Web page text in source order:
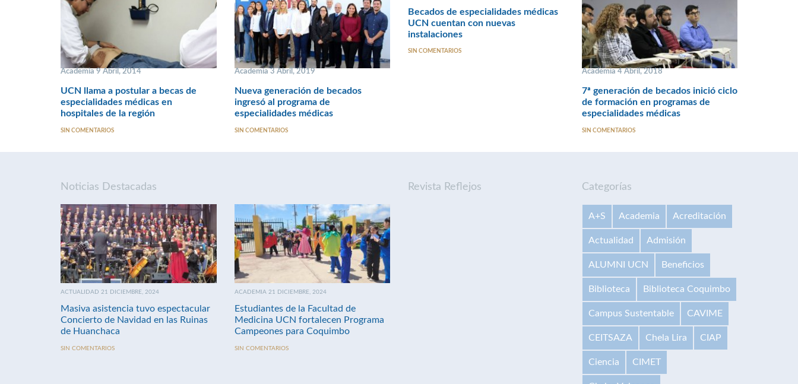
Academia 9 Abril, 2014
UCN llama a postular a becas de
especialidades médicas en
hospitales de la región
SIN COMENTARIOS
Academia 3 Abril, 2019
Nueva generación de becados
ingresó al programa de
especialidades médicas
SIN COMENTARIOS
Becados de especialidades médicas
UCN cuentan con nuevas
instalaciones
SIN COMENTARIOS
Academia 4 Abril, 2018
7ª generación de becados inició ciclo
de formación en programas de
especialidades médicas
SIN COMENTARIOS
Noticias Destacadas
ACTUALIDAD 21 DICIEMBRE, 2024
Masiva asistencia tuvo espectacular
Concierto de Navidad en las Ruinas
de Huanchaca
SIN COMENTARIOS
ACADEMIA 21 DICIEMBRE, 2024
Estudiantes de la Facultad de
Medicina UCN fortalecen Programa
Campeones para Coquimbo
SIN COMENTARIOS
Revista Reflejos Categorías
A+S Academia Acreditación
Actualidad Admisión
ALUMNI UCN Beneficios
Biblioteca Biblioteca Coquimbo
Campus Sustentable CAVIME
CEITSAZA Chela Lira CIAP
Ciencia CIMET